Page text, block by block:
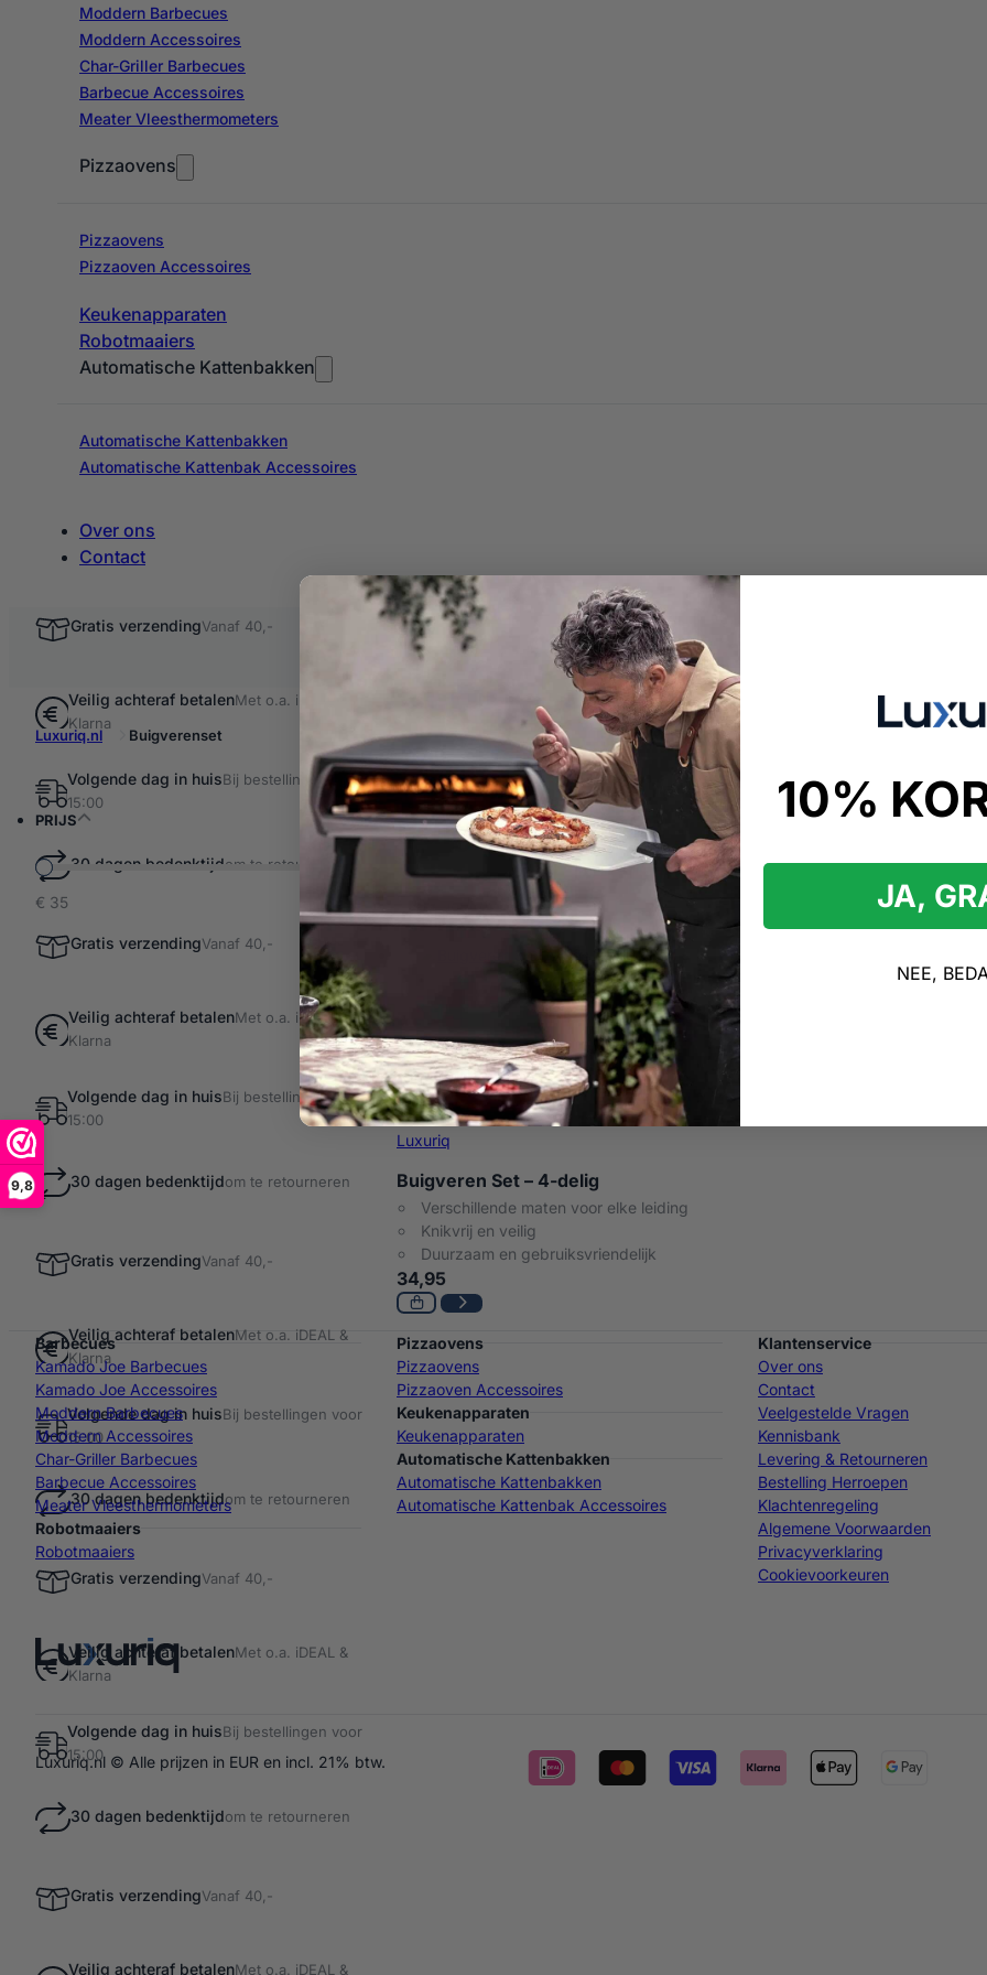
9,8
Moddern Barbecues
Moddern Accessoires
Char-Griller Barbecues
Barbecue Accessoires
Meater Vleesthermometers
Pizzaovens
Pizzaovens
Pizzaoven Accessoires
Keukenapparaten
Robotmaaiers
Automatische Kattenbakken
Automatische Kattenbakken
Automatische Kattenbak Accessoires
Over ons
Contact
Gratis verzendingVanaf 40,-
Veilig achteraf betalenMet o.a. iDEAL &
Klarna
Volgende dag in huisBij bestellingen voor
15:00
30 dagen bedenktijdom te retourneren
Gratis verzendingVanaf 40,-
Veilig achteraf betalenMet o.a. iDEAL &
Klarna
Volgende dag in huisBij bestellingen voor
15:00
30 dagen bedenktijdom te retourneren
Gratis verzendingVanaf 40,-
Veilig achteraf betalenMet o.a. iDEAL &
Klarna
Volgende dag in huisBij bestellingen voor
15:00
30 dagen bedenktijdom te retourneren
Gratis verzendingVanaf 40,-
Veilig achteraf betalenMet o.a. iDEAL &
Klarna
Volgende dag in huisBij bestellingen voor
15:00
30 dagen bedenktijdom te retourneren
Gratis verzendingVanaf 40,-
Veilig achteraf betalenMet o.a. iDEAL &
Luxuriq.nl Buigverenset
Filter resultaten
PRIJS
€ 35
Buigverensetkopen
1 product gevonden
Buigverenset Producten
Luxuriq
Buigveren Set – 4-delig
Verschillende maten voor elke leiding
Knikvrij en veilig
Duurzaam en gebruiksvriendelijk
34,95
Barbecues
Kamado Joe Barbecues
Kamado Joe Accessoires
Moddern Barbecues
Moddern Accessoires
Char-Griller Barbecues
Barbecue Accessoires
Meater Vleesthermometers
Robotmaaiers
Robotmaaiers
Pizzaovens
Pizzaovens
Pizzaoven Accessoires
Keukenapparaten
Keukenapparaten
Automatische Kattenbakken
Automatische Kattenbakken
Automatische Kattenbak Accessoires
Klantenservice
Over ons
Contact
Veelgestelde Vragen
Kennisbank
Levering & Retourneren
Bestelling Herroepen
Klachtenregeling
Algemene Voorwaarden
Privacyverklaring
Cookievoorkeuren
Luxuriq.nl © Alle prijzen in EUR en incl. 21% btw.
10%
JA,
NEE,